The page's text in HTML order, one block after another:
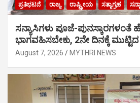
ಪ್ರತಿಭಟನೆ ರಾಜ್ಯ ರಾಷ್ಟ್ರೀಯ ಸತ್ಯಾಗ್ರಹ
ಸನ್ಯಾಸಿಗಳು ಪೂಜೆ-ಪುನಸ್ಕಾರಗಳಂತೆ
ಭಾಗವಹಿಸಬೇಕು, 2ನೇ ದಿನಕ್ಕೆ ಮುಟ್ಟಿದ
August 7, 2026 MYTHRI NEWS